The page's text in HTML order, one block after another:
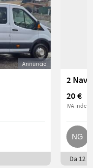
Annuncio
2
20 €
IVA
Da 12